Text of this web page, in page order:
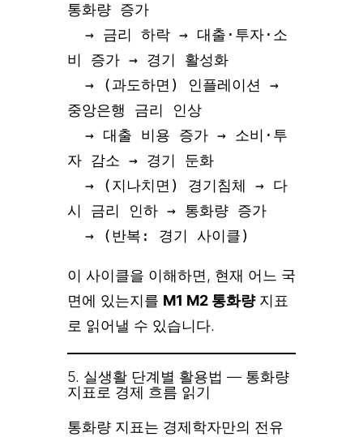
통화량 증가
비 증가 → 경기 활성화
중앙은행 금리 인상
자 감소 → 경기 둔화
시 금리 인하 → 통화량 증가
  → (반복: 경기 사이클)
이 사이클을 이해하면, 현재 어느 국
면에 있는지를 M1 M2 통화량지표
로 읽어낼 수 있습니다.
5. 실생활 단계별 활용법 — 통화량
지표로 경제 흐름 읽기
통화량 지표는 경제학자만의 전유